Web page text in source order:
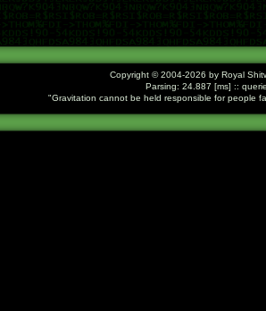
Copyright © 2004-2026 by Royal
Parsing: 24.887 [ms] ::
Gravitation cannot be held responsible for people